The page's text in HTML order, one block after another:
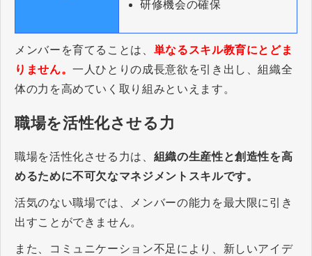
研修機会の確保
メンバーを育てることは、 単なるスキル教育にとどま
りません。一人ひとりの成長意欲を引き出し、組織全
体の力を高めていく取り組みといえます。
職場を活性化させる力
職場を活性化させる力は、 組織の生産性と創造性を高
めるために不可欠なマネジメントスキルです。
活気のない職場では、メンバーの能力を最大限に引き
出すことができません。
また、コミュニケーション不足により、新しいアイデ